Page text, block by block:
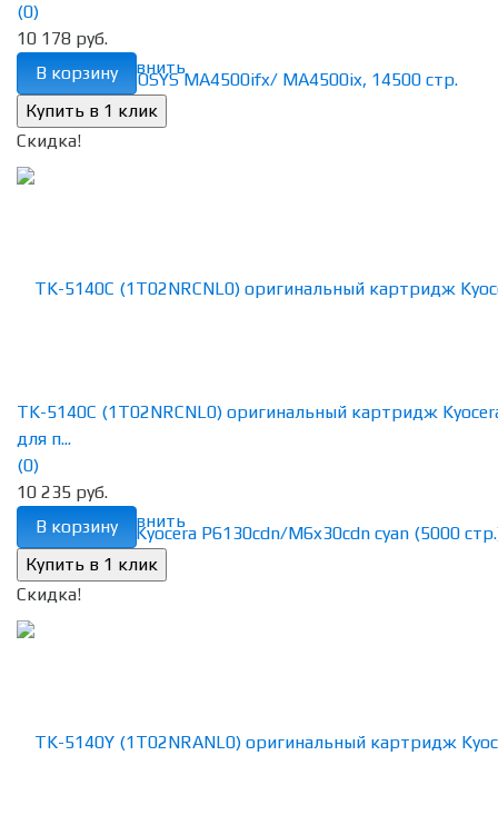
избранное сравнить
(0)
10 178 руб.
В корзину
Скидка!
избранное сравнить
TK-5140C (1T02NRCNL0) оригинальный картридж
для п...
(0)
10 235 руб.
В корзину
Скидка!